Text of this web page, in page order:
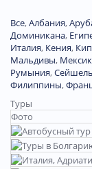
Все,Албания,
Доминиканa,
Италия, Кения,
Мальдивы,
Румыния,
Филиппины,
Туры
Фото